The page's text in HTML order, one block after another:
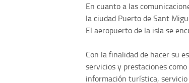
En cuanto a las
la ciudad Puerto de Sant
El aeropuerto de la isla se
Con la finalidad de hacer su
servicios y prestaciones
información turística, servicio